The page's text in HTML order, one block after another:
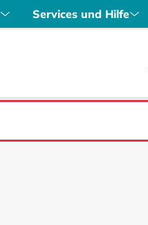
Services und Hilfe